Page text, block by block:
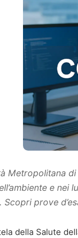
Metropolitana
e
Scopri prove
della Salute